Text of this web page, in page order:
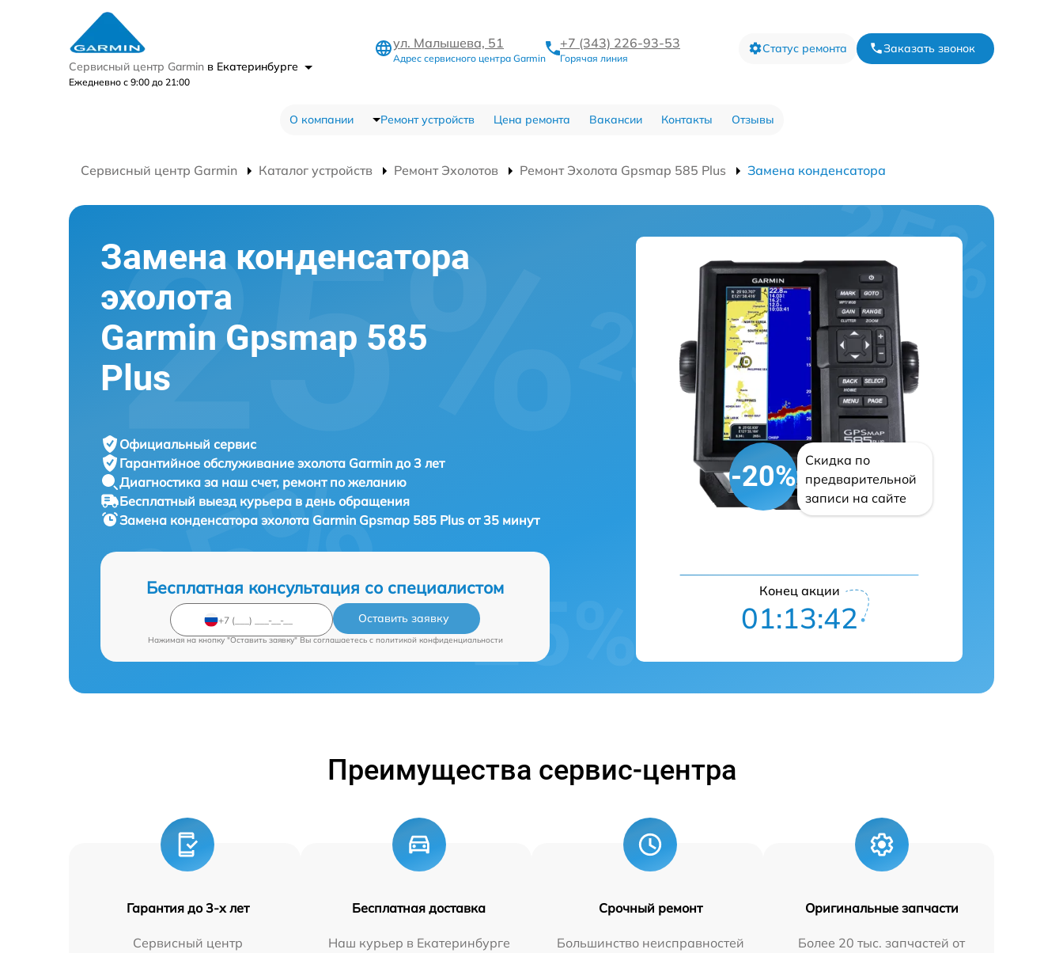
Сервисный центр Garmin в Екатеринбурге
Ежедневно с 9:00 до 21:00
ул. Малышева, 51
Адрес сервисного центра Garmin
+7 (343) 226-93-53
Горячая линия
Статус ремонта Заказать звонок
О компании Ремонт устройств Цена ремонта Вакансии Контакты Отзывы
Сервисный центр Garmin Каталог устройств Ремонт Эхолотов Ремонт Эхолота Gpsmap 585 Plus Замена конденсатора
Замена конденсатора
эхолота
Garmin Gpsmap 585
Plus
Официальный сервис
Гарантийное обслуживание эхолота Garmin до 3 лет
Диагностика за наш счет, ремонт по желанию
Бесплатный выезд курьера в день обращения
Замена конденсатора эхолота Garmin Gpsmap 585 Plus от 35 минут
Бесплатная консультация со специалистом
Оставить заявку
Нажимая на кнопку "Оставить заявку" Вы соглашаетесь c политикой конфиденциальности
-20%
Скидка по
предварительной
записи на сайте
Конец акции
01:13:41
Преимущества сервис-центра
Гарантия до 3-х лет
Сервисный центр
Бесплатная доставка
Наш курьер в Екатеринбурге
Срочный ремонт
Большинство неисправностей
Оригинальные запчасти
Более 20 тыс. запчастей от